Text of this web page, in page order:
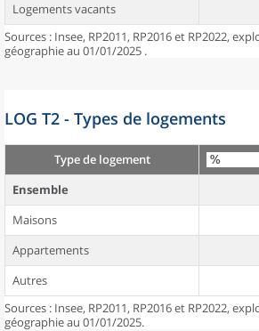
Logements vacants
Sources : Insee, RP2011, RP2016 et RP2022,
géographie au 01/01/2025 .
LOG T2 - Types de logements
Type de logement
Ensemble
Maisons
Appartements
Autres
Sources : Insee, RP2011, RP2016 et RP2022,
géographie au 01/01/2025.